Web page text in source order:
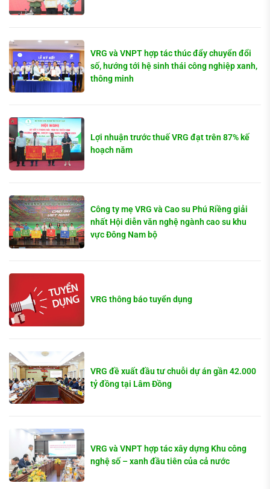
VRG và VNPT hợp tác thúc đẩy chuyển đổi
số, hướng tới hệ sinh thái công nghiệp xanh,
thông minh
Lợi nhuận trước thuế VRG đạt trên 87% kế
hoạch năm
Công ty mẹ VRG và Cao su Phú Riềng giải
nhất Hội diễn văn nghệ ngành cao su khu
vực Đông Nam bộ
VRG thông báo tuyển dụng
VRG đề xuất đầu tư chuỗi dự án gần 42.000
tỷ đồng tại Lâm Đồng
VRG và VNPT hợp tác xây dựng Khu công
nghệ số – xanh đầu tiên của cả nước